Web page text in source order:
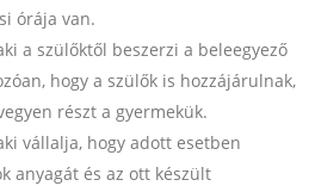
órája van.
a szülőktől beszerzi a beleegyező
hogy a szülők is hozzájárulnak,
részt a gyermekük.
vállalja, hogy adott esetben
anyagát és az ott készült